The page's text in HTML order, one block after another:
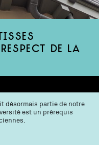
de la
désormais partie de notre
est un prérequis